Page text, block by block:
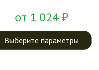
от 1 024₽
Выберите параметры